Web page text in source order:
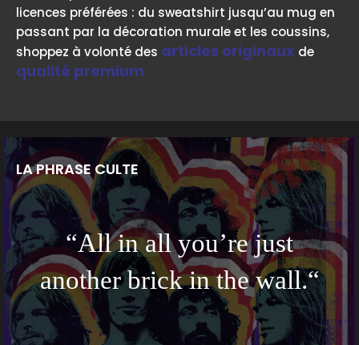
licences préférées : du sweatshirt jusqu’au mug en
passant par la décoration murale et les coussins,
shoppez à volonté des articles originaux de
qualité premium
LA PHRASE CULTE
“All in all you’re just
another brick in the wall.“